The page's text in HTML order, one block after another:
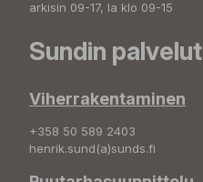
arkisin 09-17, la klo 09-15
Sundin palvelut
Viherrakentaminen
+358 50 589 2403
henrik.sund(a)sunds.fi